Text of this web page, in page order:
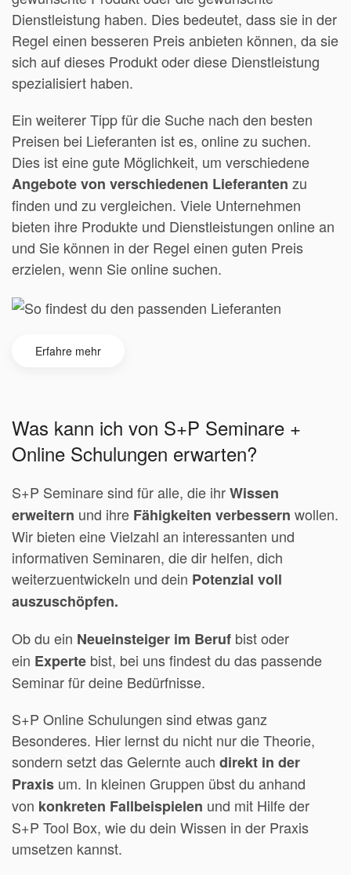
Dienstleistung haben. Dies bedeutet, dass sie in der
Regel einen besseren Preis anbieten können, da sie
sich auf dieses Produkt oder diese Dienstleistung
spezialisiert haben.
Ein weiterer Tipp für die Suche nach den besten
Preisen bei Lieferanten ist es, online zu suchen.
Dies ist eine gute Möglichkeit, um verschiedene
Angebote von verschiedenen Lieferanten zu
finden und zu vergleichen. Viele Unternehmen
bieten ihre Produkte und Dienstleistungen online an
und Sie können in der Regel einen guten Preis
erzielen, wenn Sie online suchen.
Erfahre mehr
Was kann ich von S+P Seminare +
Online Schulungen erwarten?
S+P Seminare sind für alle, die ihrWissen
erweitern und ihre Fähigkeiten verbessern wollen.
Wir bieten eine Vielzahl an interessanten und
informativen Seminaren, die dir helfen, dich
weiterzuentwickeln und dein Potenzial voll
auszuschöpfen.
Ob du ein Neueinsteiger im Beruf bist oder
ein Experte bist, bei uns findest du das passende
Seminar für deine Bedürfnisse.
S+P Online Schulungen sind etwas ganz
Besonderes. Hier lernst du nicht nur die Theorie,
sondern setzt das Gelernte auch direkt in der
Praxis um. In kleinen Gruppen übst du anhand
von konkreten Fallbeispielen und mit Hilfe der
S+P Tool Box, wie du dein Wissen in der Praxis
umsetzen kannst.